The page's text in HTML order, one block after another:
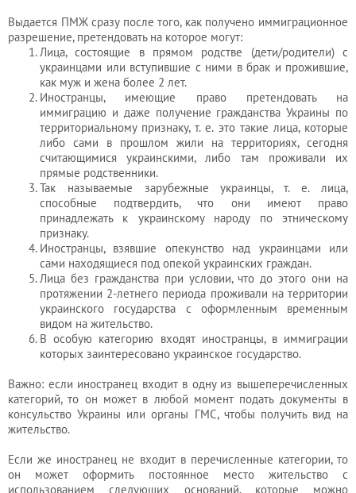
Выдается ПМЖ сразу после того, как получено иммиграционное
разрешение, претендовать на которое могут:
Лица, состоящие в прямом родстве (дети/родители) с
украинцами или вступившие с ними в брак и прожившие,
как муж и жена более 2 лет.
Иностранцы, имеющие право претендовать на
иммиграцию и даже получение гражданства Украины по
территориальному признаку, т. е. это такие лица, которые
либо сами в прошлом жили на территориях, сегодня
считающимися украинскими, либо там проживали их
прямые родственники.
Так называемые зарубежные украинцы, т. е. лица,
способные подтвердить, что они имеют право
принадлежать к украинскому народу по этническому
признаку.
Иностранцы, взявшие опекунство над украинцами или
сами находящиеся под опекой украинских граждан.
Лица без гражданства при условии, что до этого они на
протяжении 2-летнего периода проживали на территории
украинского государства с оформленным временным
видом на жительство.
В особую категорию входят иностранцы, в иммиграции
которых заинтересовано украинское государство.
Важно: если иностранец входит в одну из вышеперечисленных
категорий, то он может в любой момент подать документы в
консульство Украины или органы ГМС, чтобы получить вид на
жительство.
Если же иностранец не входит в перечисленные категории, то
он может оформить постоянное место жительство с
использованием следующих оснований, которые можно